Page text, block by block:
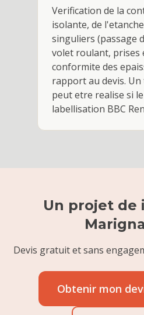
Verification de la
isolante, de
singuliers (passage
volet roulant, prises
conformite des
rapport au devis.
peut etre realise si
labellisation BBC
Un projet de
Devis gratuit et sans
Obtenir mon